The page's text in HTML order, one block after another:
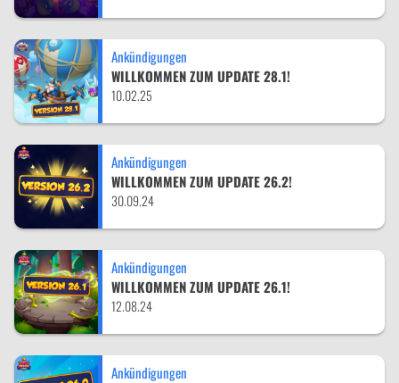
Ankündigungen
WILLKOMMEN ZUM UPDATE 28.1!
10.02.25
Ankündigungen
WILLKOMMEN ZUM UPDATE 26.2!
30.09.24
Ankündigungen
WILLKOMMEN ZUM UPDATE 26.1!
12.08.24
Ankündigungen